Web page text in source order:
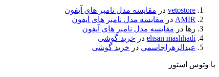
vetostore در مقایسه مدل نامبر های آیفون
AMIR در مقایسه مدل نامبر های آیفون
رها در مقایسه مدل نامبر های آیفون
ehsan mashhadi در خرید گوشی
عبدالزهراجاسمی در خرید گوشی
با وتوس استور